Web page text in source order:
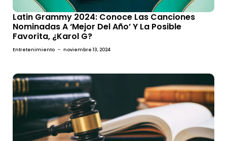
Latin Grammy 2024: Conoce Las Canciones
Nominadas A ‘Mejor Del Año’ Y La Posible
Favorita, ¿Karol G?
Entretenimiento - noviembre 13, 2024